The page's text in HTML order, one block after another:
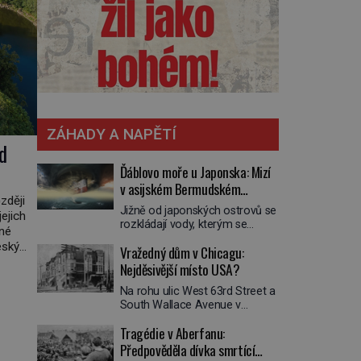
ZÁHADY A NAPĚTÍ
Ďáblovo moře u Japonska: Mizí
v asijském Bermudském
trojúhelníku lodě ve spárech
neznámé síly?
Jižně od japonských ostrovů se
rozkládají vody, kterým se
se o lodích mizejících beze
stopy, podivných světlech,
zrádných proudech i mořských
dracích, kteří měli tyto končiny
střežit už v dávných legendách.
trojúhelník skutečně prokletým
místem, nebo se zde jen
Vražedný dům v Chicagu:
Nejděsivější místo USA?
Na rohu ulic West 63rd Street a
South Wallace Avenue v
Nemá žádný speciální nápis ani
pamětní desku. A přesto prý
Tragédie v Aberfanu:
Předpověděla dívka smrtící